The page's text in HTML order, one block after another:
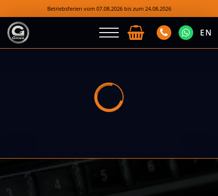
Betriebsferien vom 07.08.2026 bis zum 24.08.2026
EN